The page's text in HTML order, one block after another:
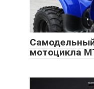
мотоцикла